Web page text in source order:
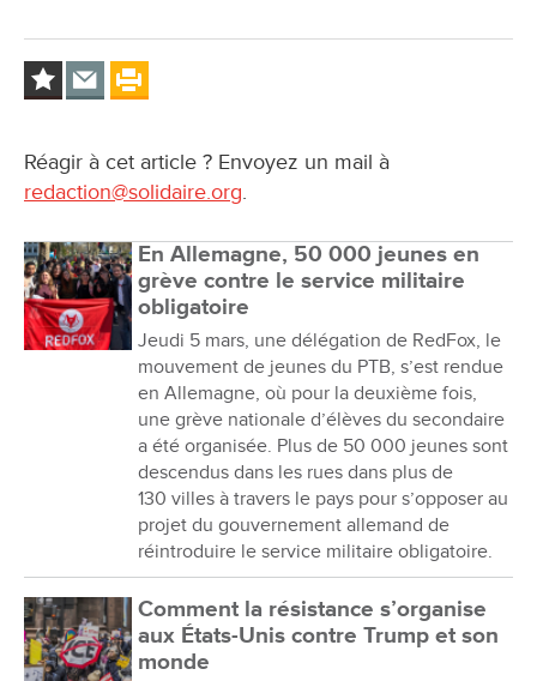
Réagir à cet article ? Envoyez un mail à
redaction@solidaire.org.
En Allemagne, 50 000 jeunes en
grève contre le service militaire
obligatoire
Jeudi 5 mars, une délégation de RedFox, le
mouvement de jeunes du PTB, s’est rendue
en Allemagne, où pour la deuxième fois,
une grève nationale d’élèves du secondaire
a été organisée. Plus de 50 000 jeunes sont
descendus dans les rues dans plus de
130 villes à travers le pays pour s’opposer au
projet du gouvernement allemand de
réintroduire le service militaire obligatoire.
Comment la résistance s’organise
aux États-Unis contre Trump et son
monde